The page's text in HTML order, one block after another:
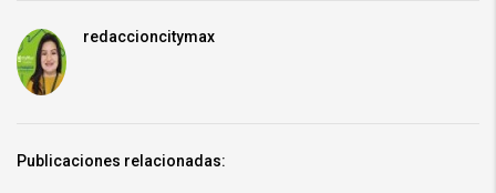
redaccioncitymax
Publicaciones relacionadas: